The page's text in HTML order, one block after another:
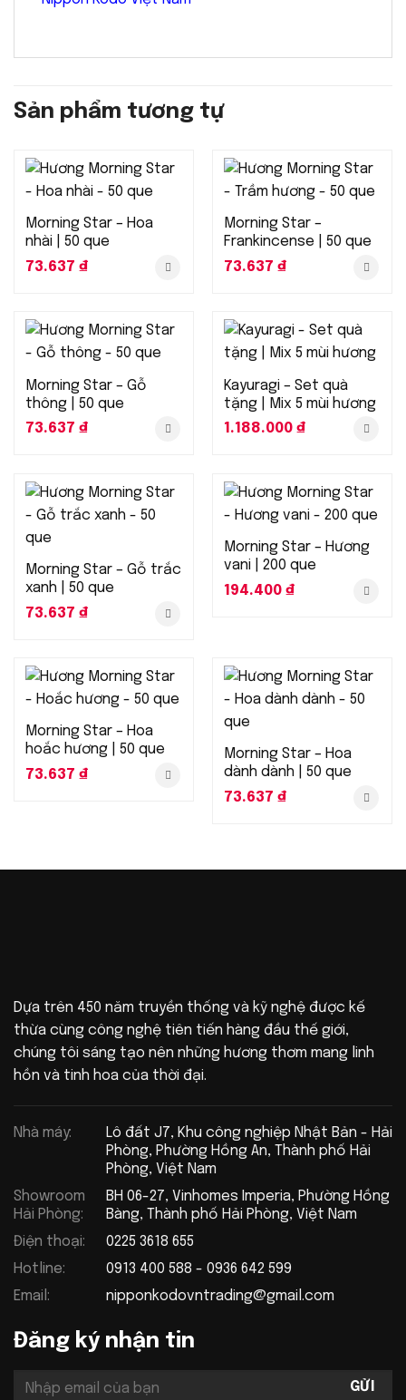
Sản phẩm tương tự
Morning Star – Hoa
nhài | 50 que
73.637 ₫
Morning Star –
Frankincense | 50 que
73.637 ₫
Morning Star – Gỗ
thông | 50 que
73.637 ₫
Kayuragi – Set quà
tặng | Mix 5 mùi hương
1.188.000 ₫
Morning Star – Gỗ trắc
xanh | 50 que
73.637 ₫
Morning Star – Hương
vani | 200 que
194.400 ₫
Morning Star – Hoa
hoắc hương | 50 que
73.637 ₫
Morning Star – Hoa
dành dành | 50 que
73.637 ₫
Dựa trên 450 năm truyền thống và kỹ nghệ được kế
thừa cùng công nghệ tiên tiến hàng đầu thế giới,
chúng tôi sáng tạo nên những hương thơm mang linh
hồn và tinh hoa của thời đại.
Nhà máy:
Lô đất J7, Khu công nghiệp Nhật Bản - Hải
Phòng, Phường Hồng An, Thành phố Hải
Phòng, Việt Nam
Showroom
Hải Phòng:
BH 06-27, Vinhomes Imperia, Phường Hồng
Bàng, Thành phố Hải Phòng, Việt Nam
Điện thoại:
0225 3618 655
Hotline:
0913 400 588 - 0936 642 599
Email:
nipponkodovntrading@gmail.com
Đăng ký nhận tin